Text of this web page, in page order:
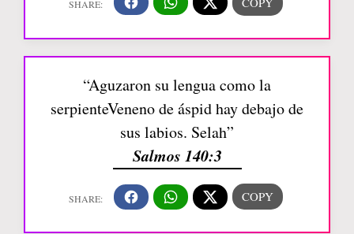
“Aguzaron su lengua como la
serpienteVeneno de áspid hay debajo de
sus labios. Selah”
Salmos 140:3